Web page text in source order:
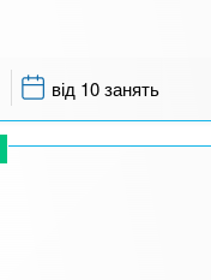
від 10 занять